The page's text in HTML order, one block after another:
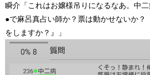
瞬介「これはお嬢様吊りになるなあ。中
●で麻呂真占い師か？票は動かせないか？
をしますか？』」